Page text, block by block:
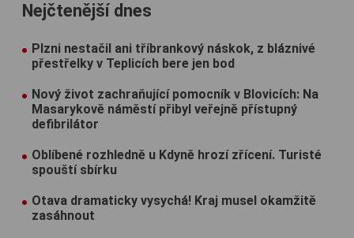
Nejčtenější dnes
Plzni nestačil ani tříbrankový náskok, z bláznivé
přestřelky v Teplicích bere jen bod
Nový život zachraňující pomocník v Blovicích: Na
Masarykově náměstí přibyl veřejně přístupný
defibrilátor
Oblíbené rozhledně u Kdyně hrozí zřícení. Turisté
spouští sbírku
Otava dramaticky vysychá! Kraj musel okamžitě
zasáhnout